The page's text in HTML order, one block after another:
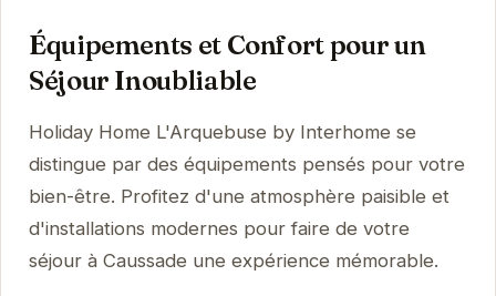
Équipements et Confort pour un
Séjour Inoubliable
Holiday Home L'Arquebuse by Interhome se
distingue par des équipements pensés pour votre
bien-être. Profitez d'une atmosphère paisible et
d'installations modernes pour faire de votre
séjour à Caussade une expérience mémorable.